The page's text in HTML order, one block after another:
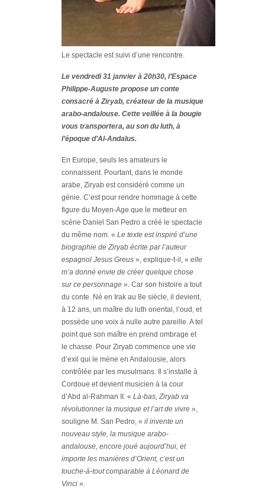
Le spectacle est suivi d’une rencontre.
Le vendredi 31 janvier à 20h30, l’Espace
Philippe-Auguste propose un conte
consacré à Ziryab, créateur de la musique
arabo-andalouse. Cette veillée à la bougie
vous transportera, au son du luth, à
l’époque d’Al-Andalus.
En Europe, seuls les amateurs le
connaissent. Pourtant, dans le monde
arabe, Ziryab est considéré comme un
génie. C’est pour rendre hommage à cette
figure du Moyen-Age que le metteur en
scène Daniel San Pedro a créé le spectacle
du même nom. « Le texte est inspiré d’une
biographie de Ziryab écrite par l’auteur
espagnol Jesus Greus », explique-t-il, « elle
m’a donné envie de créer quelque chose
sur ce personnage ». Car son histoire a tout
du conte. Né en Irak au 8e siècle, il devient,
à 12 ans, un maître du luth oriental, l’oud, et
possède une voix à nulle autre pareille. A tel
point que son maître en prend ombrage et
le chasse. Pour Ziryab commence une vie
d’exil qui le mène en Andalousie, alors
contrôlée par les musulmans. Il s’installe à
Cordoue et devient musicien à la cour
d’Abd al-Rahman II. « Là-bas, Ziryab va
révolutionner la musique et l’art de vivre »,
souligne M. San Pedro, « il invente un
nouveau style, la musique arabo-
andalouse, encore joué aujourd’hui, et
importe les manières d’Orient, c’est un
touche-à-tout comparable à Léonard de
Vinci ».